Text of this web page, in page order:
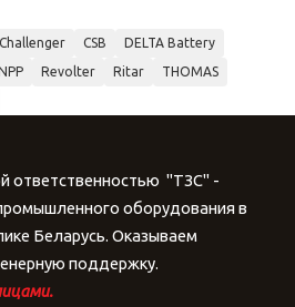
Challenger CSB
DELTA Battery
NPP Revolter Ritar
THOMAS
ответственностью "ТЗС" -
оборудования в
Беларусь. Оказываем
поддержку.